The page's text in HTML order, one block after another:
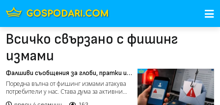
Всичко свързано с фишинг
измами
Фалшиви съобщения за глоби, пратки и
банки атакуват потребители
Поредна вълна от фишинг измами атакува
потребители у нас. Става дума за активни